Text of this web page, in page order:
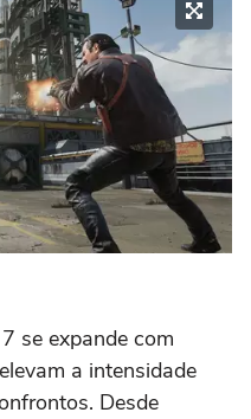
se expande com
a intensidade
Desde